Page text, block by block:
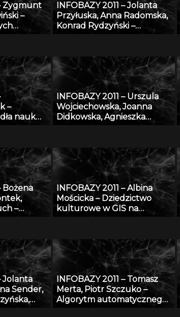
Zygmunt
–
INFOBAZY 2011 – Jolanta
Przyłuska, Anna Radomska,
Konrad Rydzyński –
wiedzą i badaniami
naukowymi w IMP w Łodzi
–
nauk
INFOBAZY 2011 – Urszula
Wojciechowska, Joanna
Didkowska, Agnieszka
wymiany wiedzy o
zagrożeniu nowotworami
złośliwymi
Bożena
–
INFOBAZY 2011 – Albina
Mościcka – Dziedzictwo
kulturowe w GIS na
Jolanta
Sender,
INFOBAZY 2011 – Tomasz
Merta, Piotr Szczuko –
Algorytm automatycznego